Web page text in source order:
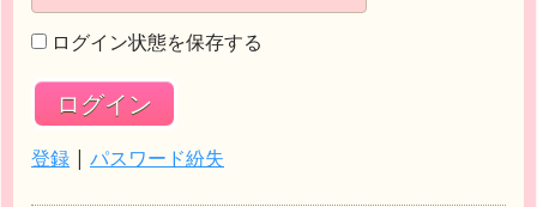
ログイン状態を保存する
登録 | パスワード紛失